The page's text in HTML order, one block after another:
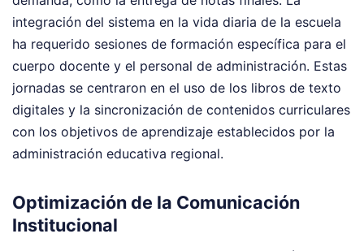
integración del sistema en la vida diaria de la escuela
ha requerido sesiones de formación específica para el
cuerpo docente y el personal de administración. Estas
jornadas se centraron en el uso de los libros de texto
digitales y la sincronización de contenidos curriculares
con los objetivos de aprendizaje establecidos por la
administración educativa regional.
Optimización de la Comunicación
Institucional